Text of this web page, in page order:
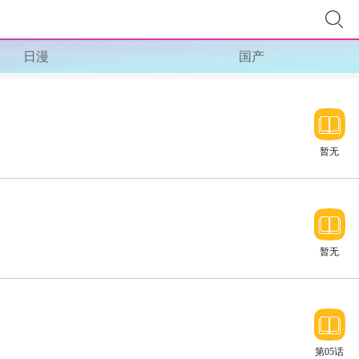
日漫 国产
暂无
暂无
第05话